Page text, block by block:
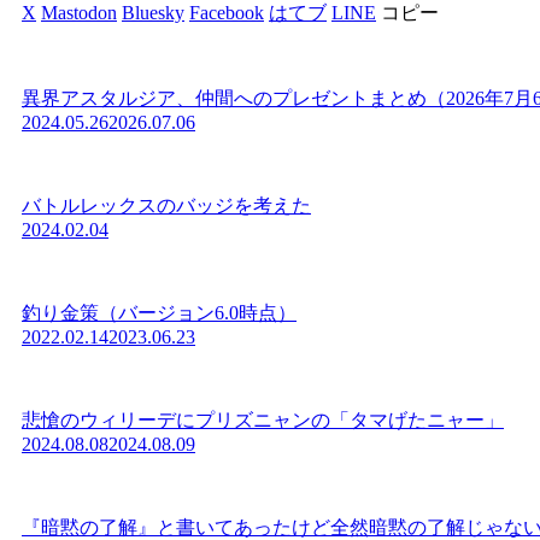
X Mastodon Bluesky Facebook はてブ LINE コピー
異界アスタルジア、仲間へのプレゼントまとめ（2026年7月6
2024.05.262026.07.06
バトルレックスのバッジを考えた
2024.02.04
釣り金策（バージョン6.0時点）
2022.02.142023.06.23
悲愴のウィリーデにプリズニャンの「タマげたニャー」
2024.08.082024.08.09
『暗黙の了解』と書いてあったけど全然暗黙の了解じゃな